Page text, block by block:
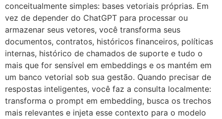
conceitualmente simples: bases vetoriais próprias. Em
vez de depender do ChatGPT para processar ou
armazenar seus vetores, você transforma seus
documentos, contratos, históricos financeiros, políticas
internas, histórico de chamados de suporte e tudo o
mais que for sensível em embeddings e os mantém em
um banco vetorial sob sua gestão. Quando precisar de
respostas inteligentes, você faz a consulta localmente:
transforma o prompt em embedding, busca os trechos
mais relevantes e injeta esse contexto para o modelo